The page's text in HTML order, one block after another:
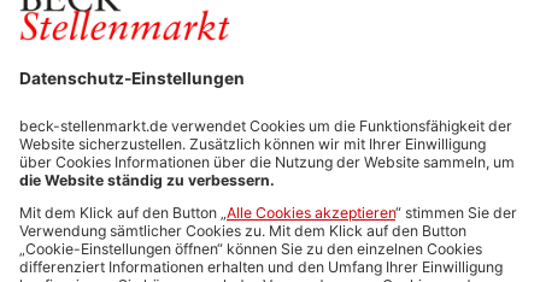
FÜR ARBEITGEBER
Stellenmarktpreise
Anzeigen-AGB
Media-Daten
Newsletteranmeldung
Produktübersicht
ALLGEMEIN